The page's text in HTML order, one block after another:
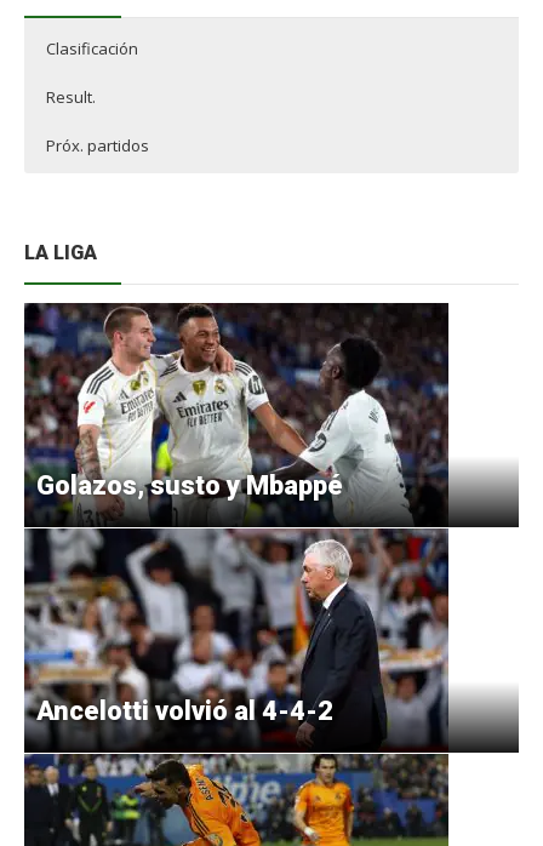
Clasificación
Result.
Próx. partidos
LA LIGA
Golazos, susto y Mbappé
Ancelotti volvió al 4-4-2